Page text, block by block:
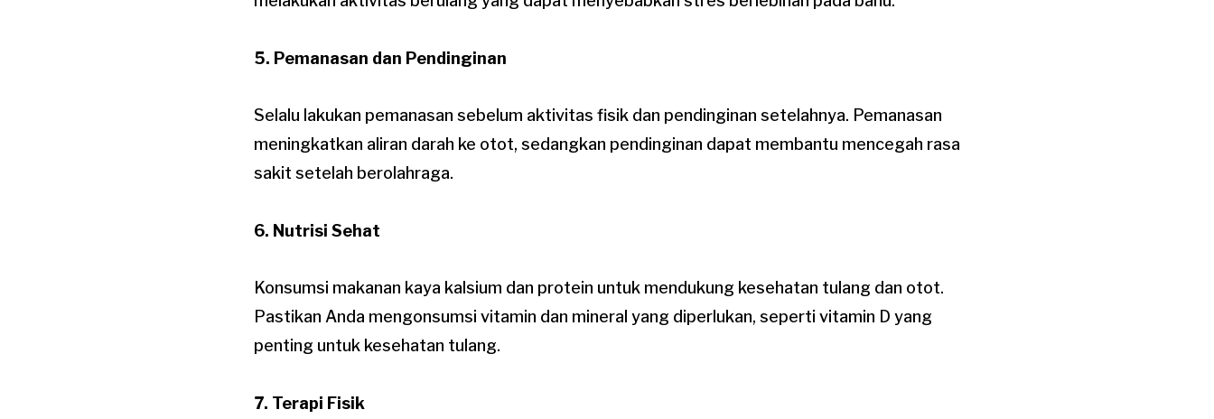
5. Pemanasan dan Pendinginan
Selalu lakukan pemanasan sebelum aktivitas fisik dan pendinginan setelahnya. Pemanasan
meningkatkan aliran darah ke otot, sedangkan pendinginan dapat membantu mencegah rasa
sakit setelah berolahraga.
6. Nutrisi Sehat
Konsumsi makanan kaya kalsium dan protein untuk mendukung kesehatan tulang dan otot.
Pastikan Anda mengonsumsi vitamin dan mineral yang diperlukan, seperti vitamin D yang
penting untuk kesehatan tulang.
7. Terapi Fisik